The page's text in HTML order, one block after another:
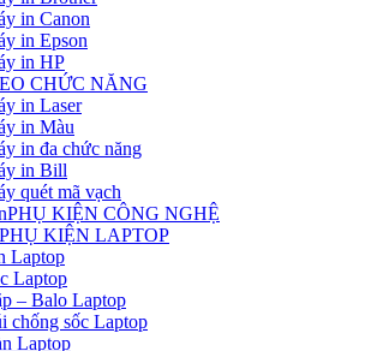
in Canon
in Epson
in HP
CHỨC NĂNG
in Laser
in Màu
in đa chức năng
in Bill
quét mã vạch
PHỤ KIỆN CÔNG NGHỆ
KIỆN LAPTOP
Laptop
Laptop
– Balo Laptop
chống sốc Laptop
Laptop